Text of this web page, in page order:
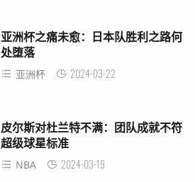
亚洲杯之痛未愈：日本队胜利之路何
处堕落
亚洲杯 2024-03-22
皮尔斯对杜兰特不满：团队成就不符
超级球星标准
NBA 2024-03-19